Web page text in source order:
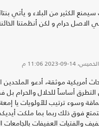
الكثير من البلاء و يأتي
حرام و لكن أنظمتنا
الخميس، 14-09-2023 11:06 م
أمريكية موثقة، أدعو
التطرق أساساً للحلال
وسوء ترتيب للأولويات يا
10 نساء، والتمتع فوق ذلك ربما
والفتيات العفيفات بالجامعات